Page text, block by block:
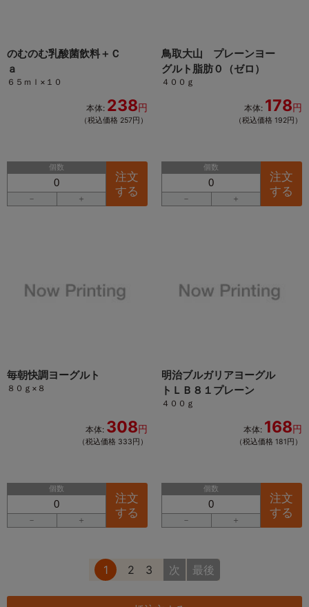
のむのむ乳酸菌飲料＋Ｃ
ａ
６５ｍｌ×１０
本体: 238円
（税込価格 257円）
個数
－ ＋
注文
する
鳥取大山 プレーンヨー
グルト脂肪０（ゼロ）
４００ｇ
本体: 178円
（税込価格 192円）
個数
－ ＋
注文
する
毎朝快調ヨーグルト
８０ｇ×８
本体: 308円
（税込価格 333円）
個数
－ ＋
注文
する
明治ブルガリアヨーグル
トＬＢ８１プレーン
４００ｇ
本体: 168円
（税込価格 181円）
個数
－ ＋
注文
する
1 2 3 次 最後